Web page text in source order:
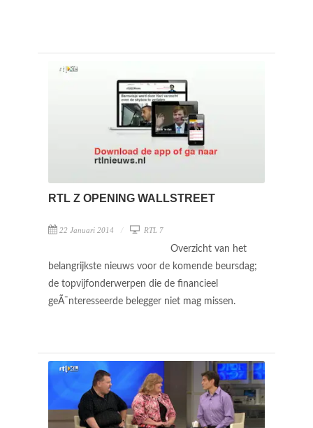
RTL Z OPENING WALLSTREET
22 Januari 2014 RTL 7
Overzicht van het
belangrijkste nieuws voor de komende beursdag;
de topvijfonderwerpen die de financieel
geÃ¯nteresseerde belegger niet mag missen.